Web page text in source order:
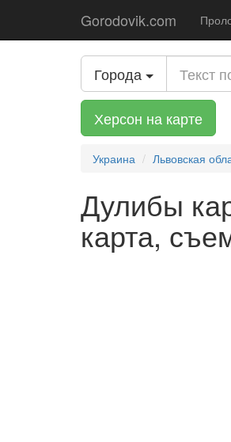
Gorodovik.com
Города
Херсон на карте
Украина Львовская
Дулибы
карта,